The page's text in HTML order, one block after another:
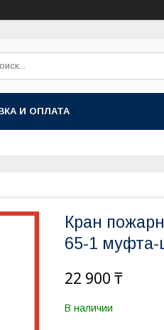
И ОПЛАТА
Кран
65-1 муфта-
22 900 ₸
В наличии